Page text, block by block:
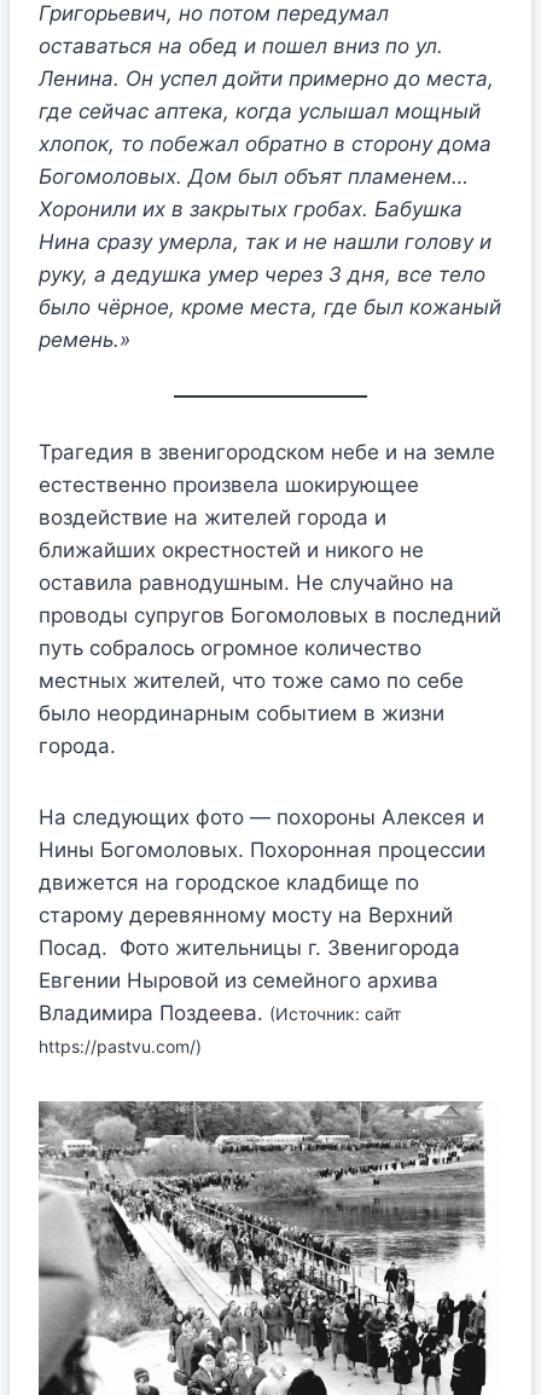
Григорьевич, но потом передумал
оставаться на обед и пошел вниз по ул.
Ленина. Он успел дойти примерно до места,
где сейчас аптека, когда услышал мощный
хлопок, то побежал обратно в сторону дома
Богомоловых. Дом был объят пламенем…
Хоронили их в закрытых гробах. Бабушка
Нина сразу умерла, так и не нашли голову и
руку, а дедушка умер через 3 дня, все тело
было чёрное, кроме места, где был кожаный
ремень.»
Трагедия в звенигородском небе и на земле
естественно произвела шокирующее
воздействие на жителей города и
ближайших окрестностей и никого не
оставила равнодушным. Не случайно на
проводы супругов Богомоловых в последний
путь собралось огромное количество
местных жителей, что тоже само по себе
было неординарным событием в жизни
города.
На следующих фото — похороны Алексея и
Нины Богомоловых. Похоронная процессии
движется на городское кладбище по
старому деревянному мосту на Верхний
Посад. Фото жительницы г. Звенигорода
Евгении Ныровой из семейного архива
Владимира Поздеева. (Источник: сайт
https://pastvu.com/)